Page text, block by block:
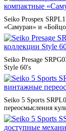
Seiko Prospex
«Самураи» и
Seiko Presage
Style 60's
Seiko 5 Sports
переосмысления